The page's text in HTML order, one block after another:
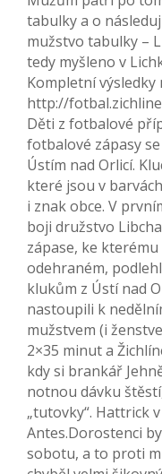
tabulky a o
mužstvo tabulky –
tedy myšleno v
Kompletní výsledky
http://
Děti z fotbalové
fotbalové zápasy
Ústím nad Orlicí.
které jsou v
i znak obce. V
boji družstvo
zápase, ke
odehraném,
klukům z Ústí nad
nastoupili k
mužstvem (i
2×35 minut a
kdy si brankář
notnou dávku
„tutovky“. Hattrick
Antes.Dorostenci
sobotu, a to proti